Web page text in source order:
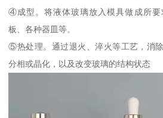
④成型。将液体玻璃放入模具做成所要
板、各种器皿等。
⑤热处理。通过退火、淬火等工艺，消
分相或晶化，以及改变玻璃的结构状态